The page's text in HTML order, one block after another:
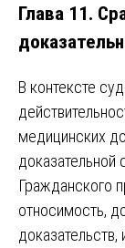
Глава 11.
В контексте
медицинских
доказательной
Гражданского
относимость,